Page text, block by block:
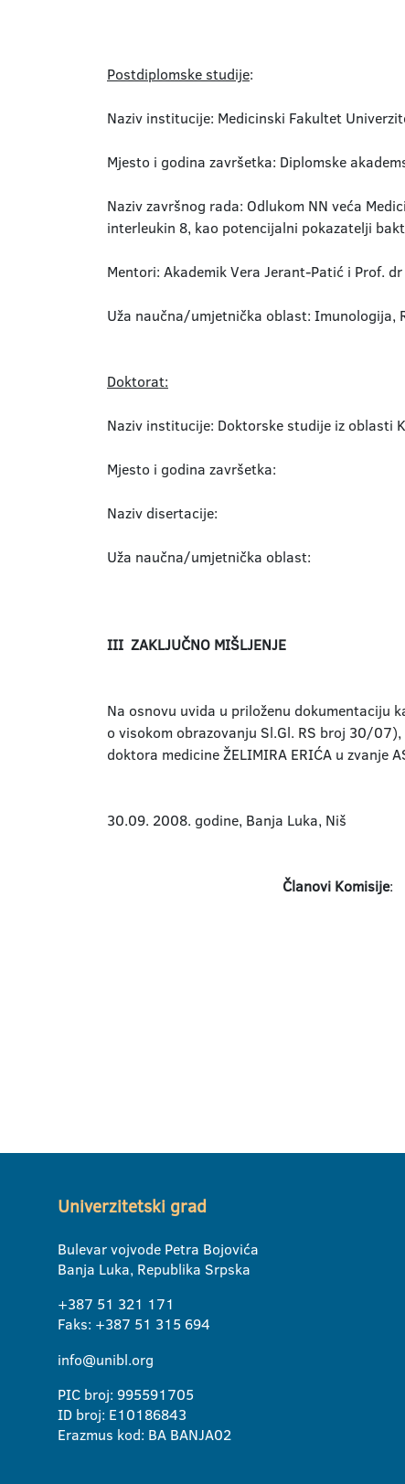
Postdiplomske studije:
Naziv institucije: Medicinski Fakultet
Mjesto i godina završetka: Diplomske
Naziv završnog rada: Odlukom NN veća
interleukin 8, kao potencijalni pokazatelji
Mentori: Akademik Vera Jerant-Patić i Prof.
Uža naučna/umjetnička oblast: Imunologija,
Doktorat:
Naziv institucije: Doktorske studije iz oblasti
Mjesto i godina završetka:
Naziv disertacije:
Uža naučna/umjetnička oblast:
III ZAKLJUČNO MIŠLJENJE
Na osnovu uvida u priloženu dokumentaciju
o visokom obrazovanju Sl.Gl. RS broj 30/
doktora medicine ŽELIMIRA ERIĆA u zvanje
30.09. 2008. godine, Banja Luka, Niš
Članovi Komisije:
1. Prof. dr
2. Prof. dr
3. Prof. dr
Univerzitetski grad
Bulevar vojvode Petra Bojovića
Banja Luka, Republika Srpska
+387 51 321 171
Faks: +387 51 315 694
info@unibl.org
PIC broj: 995591705
ID broj: E10186843
Erazmus kod: BA BANJA02